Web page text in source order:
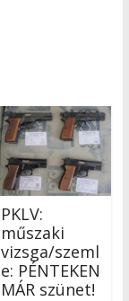
PKLV:
műszaki
vizsga/szeml
e: PÉNTEKEN
MÁR szünet!